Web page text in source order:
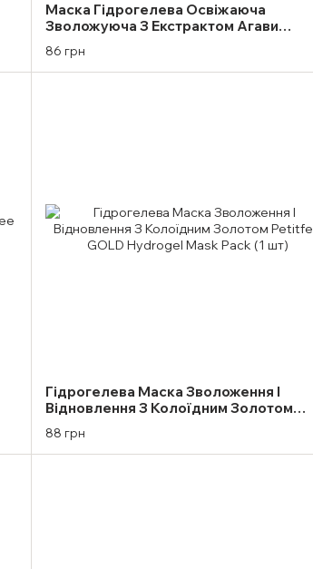
Маска Гідрогелева Освіжаюча
Зволожуюча З Екстрактом Агави
Petitfee Agave Cooling Hydrogel Face
Mask (1 шт)
86 грн
Гідрогелева Маска Зволоження І
Відновлення З Колоїдним Золотом
Petitfee GOLD Hydrogel Mask Pack (1
шт)
88 грн